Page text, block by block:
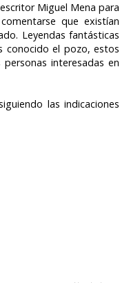
Miguel Mena para
que existían
Leyendas fantásticas
conocido el pozo, estos
interesadas en
las indicaciones